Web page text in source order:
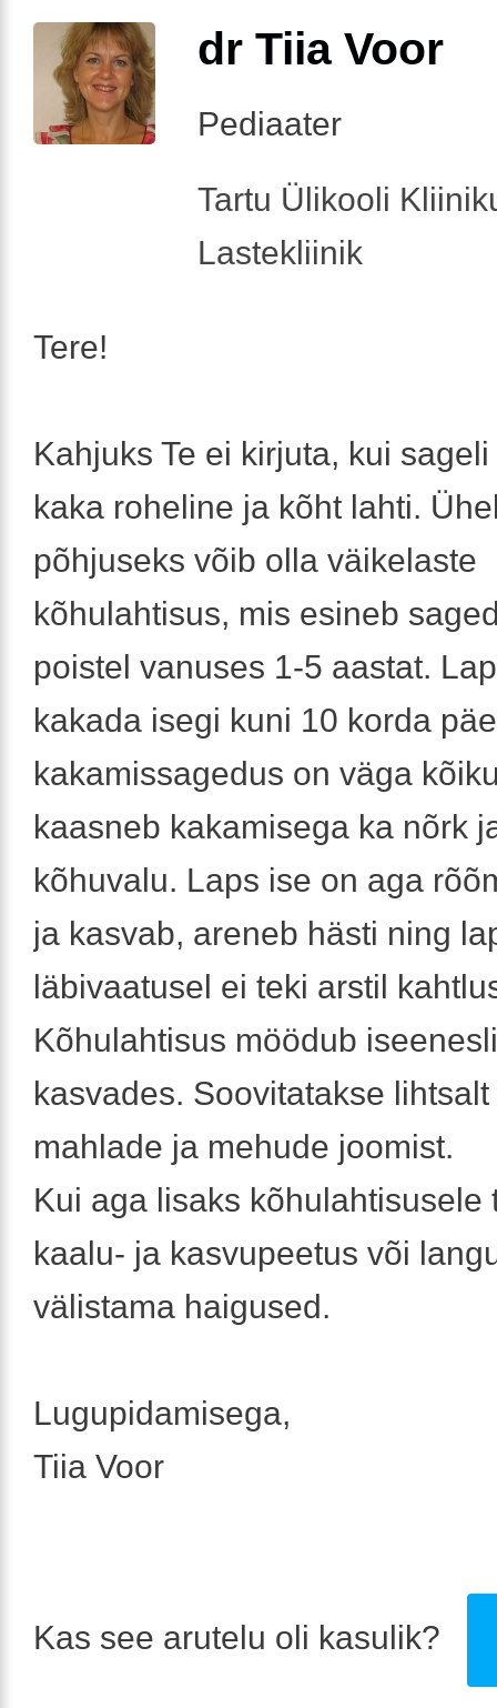
dr Tiia Voor
Pediaater
Tartu Ülikooli
Lastekliinik
Tere!
Kahjuks Te ei kirjuta, kui
kaka roheline ja kõht lahti.
põhjuseks võib olla väikelaste
kõhulahtisus, mis esineb
poistel vanuses 1-5 aastat.
kakada isegi kuni 10 korda
kakamissagedus on väga
kaasneb kakamisega ka nõrk
kõhuvalu. Laps ise on aga
ja kasvab, areneb hästi ning
läbivaatusel ei teki arstil
Kõhulahtisus möödub
kasvades. Soovitatakse
mahlade ja mehude joomist.
Kui aga lisaks kõhulahtisusele
kaalu- ja kasvupeetus või
välistama haigused.
Lugupidamisega,
Tiia Voor
Kas see arutelu oli kasulik?